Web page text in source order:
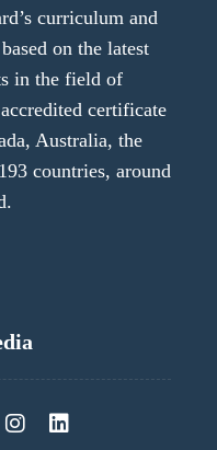
curriculum and
on the latest
in the field of
certificate
Australia, the
countries, around